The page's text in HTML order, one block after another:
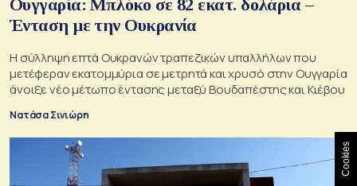
Ουγγαρία: Μπλόκο σε 82 εκατ. δολάρια –
Ένταση με την Ουκρανία
Η σύλληψη επτά Ουκρανών τραπεζικών υπαλλήλων που
μετέφεραν εκατομμύρια σε μετρητά και χρυσό στην Ουγγαρία
άνοιξε νέο μέτωπο έντασης μεταξύ Βουδαπέστης και Κιέβου
Νατάσα Σινιώρη
Cookies